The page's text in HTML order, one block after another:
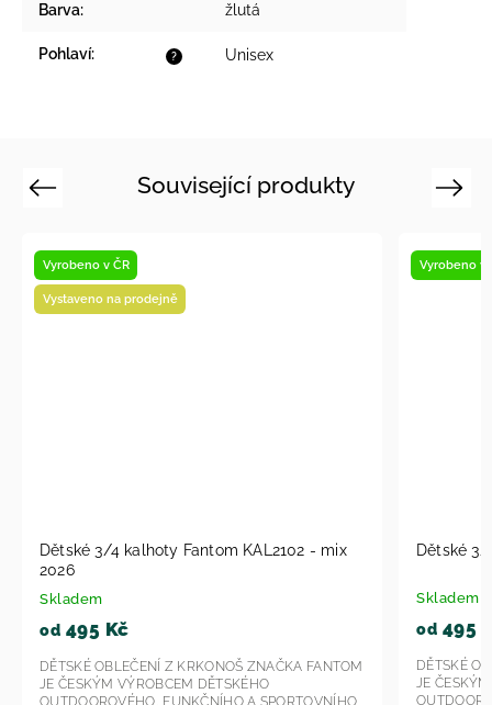
Barva: žlutá
?
Pohlaví: Unisex
Související produkty
Previous
- mix
ZNAČKA FANTOM
A SPORTOVNÍHO
Dětské 3/4 kalhoty Fantom KAL2105-2026
DĚTSKÉ OBLEČENÍ Z KRKONOŠ ZNAČKA
JE ČESKÝM VÝROBCEM DĚTSKÉHO
OUTDOOROVÉHO, FUNKČNÍHO A
Next